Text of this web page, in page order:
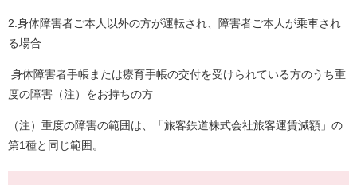
2.身体障害者ご本人以外の方が運転され、障害者ご本人が乗車され
る場合
身体障害者手帳または療育手帳の交付を受けられている方のうち重
度の障害（注）をお持ちの方
（注）重度の障害の範囲は、「旅客鉄道株式会社旅客運賃減額」の
第1種と同じ範囲。